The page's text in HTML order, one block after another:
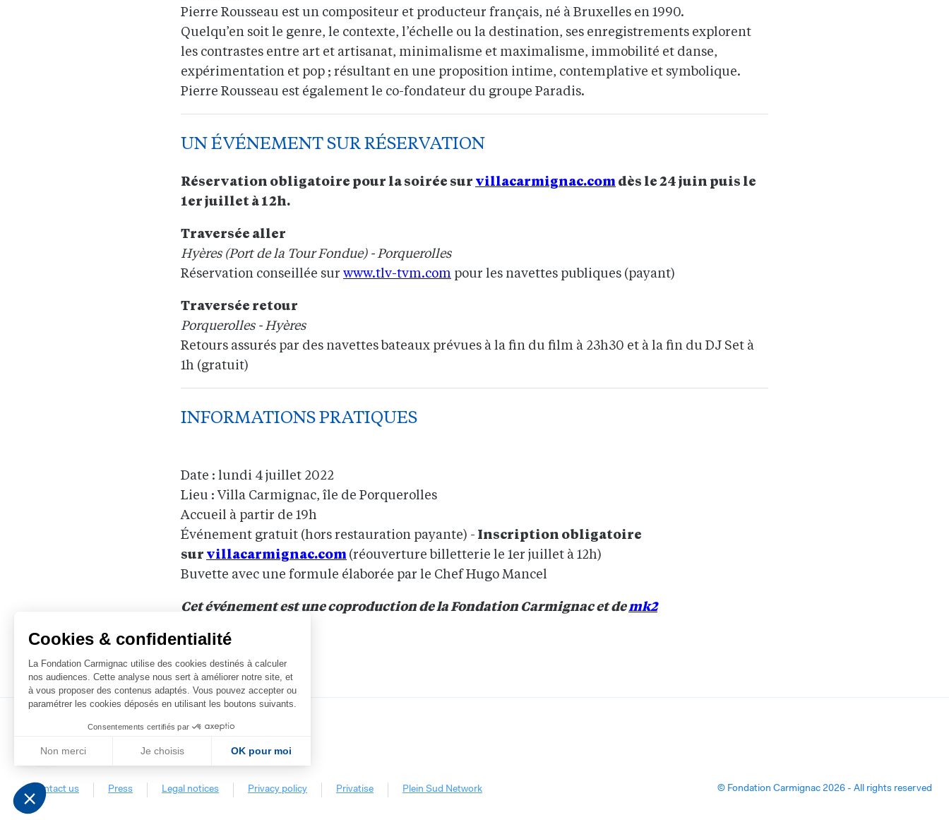
Pierre Rousseau est un compositeur et producteur français, né à Bruxelles en 1990.
Quelqu’en soit le genre, le contexte, l’échelle ou la destination, ses enregistrements explorent
les contrastes entre art et artisanat, minimalisme et maximalisme, immobilité et danse,
expérimentation et pop ; résultant en une proposition intime, contemplative et symbolique.
Pierre Rousseau est également le co-fondateur du groupe Paradis.
UN ÉVÉNEMENT SUR RÉSERVATION
Réservation obligatoire pour la soirée sur villacarmignac.com dès le 24 juin puis le
1er juillet à 12h.
Traversée aller
Hyères (Port de la Tour Fondue) - Porquerolles
Réservation conseillée sur www.tlv-tvm.com pour les navettes publiques (payant)
Traversée retour
Porquerolles - Hyères
Retours assurés par des navettes bateaux prévues à la fin du film à 23h30 et à la fin du DJ Set à
1h (gratuit)
INFORMATIONS PRATIQUES
Date : lundi 4 juillet 2022
Lieu : Villa Carmignac, île de Porquerolles
Accueil à partir de 19h
Événement gratuit (hors restauration payante) - Inscription obligatoire
sur villacarmignac.com (réouverture billetterie le 1er juillet à 12h)
Buvette avec une formule élaborée par le Chef Hugo Mancel
Cet événement est une coproduction de la Fondation Carmignac et demk2
Contact us Press Legal notices Privacy policy Privatise Plein Sud Network © Fondation Carmignac 2026 - All rights reserved
Cookies & confidentialité
La Fondation Carmignac utilise des cookies destinés à calculer
nos audiences. Cette analyse nous sert à améliorer notre site, et
à vous proposer des contenus adaptés. Vous pouvez accepter ou
paramétrer les cookies déposés en utilisant les boutons suivants.
Consentements certifiés par
Non merci Je choisis
OK pour moi
Plateforme de Gestion du Consentement : Personnalisez vos Options
Notre plateforme vous permet d'adapter et de gérer vos paramètres de confidentialité, en garantissant la conformité avec les réglementations. Personnalisez vos préférences pour contrôler la manière dont